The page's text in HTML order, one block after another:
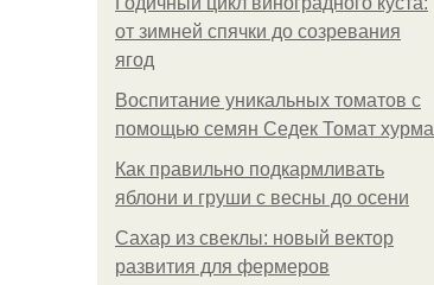
от зимней спячки до созревания
ягод
Воспитание уникальных томатов с
помощью семян Седек Томат хурма
Как правильно подкармливать
яблони и груши с весны до осени
Сахар из свеклы: новый вектор
развития для фермеров